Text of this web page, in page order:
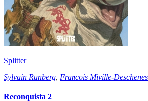
Splitter
Sylvain Runberg Francois Miville-Deschenes
Reconquista 2